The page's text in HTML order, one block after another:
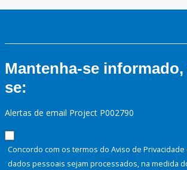
Mantenha-se
se:
Alertas de email Project P002790
Concordo com os termos do Aviso de
dados pessoais sejam processados, na medida